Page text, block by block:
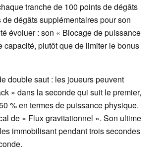
tranche de 100 points de dégâts
dégâts supplémentaires pour son
évoluer : son « Blocage de puissance
capacité, plutôt que de limiter le bonus
double saut : les joueurs peuvent
» dans la seconde qui suit le premier,
% en termes de puissance physique.
de « Flux gravitationnel ». Son ultime
immobilisant pendant trois secondes